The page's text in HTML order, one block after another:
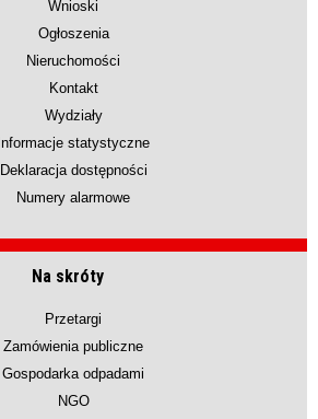
Wnioski
Ogłoszenia
Nieruchomości
Kontakt
Wydziały
Informacje statystyczne
Deklaracja dostępności
Numery alarmowe
Na skróty
Przetargi
Zamówienia publiczne
Gospodarka odpadami
NGO